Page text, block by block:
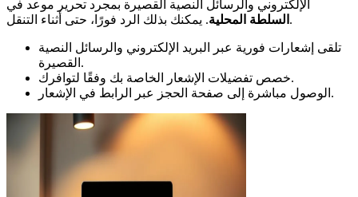
الإلكتروني والرسائل النصية القصيرة بمجرد تحرير موعد في
السلطة المحلية . يمكنك بذلك الرد فورًا، حتى أثناء التنقل.
تلقى إشعارات فورية عبر البريد الإلكتروني والرسائل النصية
القصيرة.
خصص تفضيلات الإشعار الخاصة بك وفقًا لتوافرك.
الوصول مباشرة إلى صفحة الحجز عبر الرابط في الإشعار.